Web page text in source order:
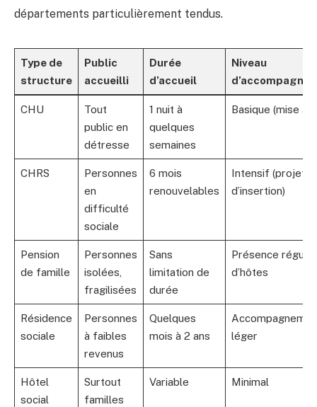
départements particulièrement tendus.
Type de
structure
Public
accueilli
Durée
d’accueil
Niveau
CHU
Tout
public en
détresse
1 nuit à
quelques
semaines
Basique (mise à
CHRS
Personnes
en
difficulté
sociale
6 mois
renouvelables
Intensif (projet
d’insertion)
Pension
de famille
Personnes
isolées,
fragilisées
Sans
limitation de
durée
Présence
d’hôtes
Résidence
sociale
Personnes
à faibles
revenus
Quelques
mois à 2 ans
léger
Hôtel
social
Surtout
familles
Variable Minimal